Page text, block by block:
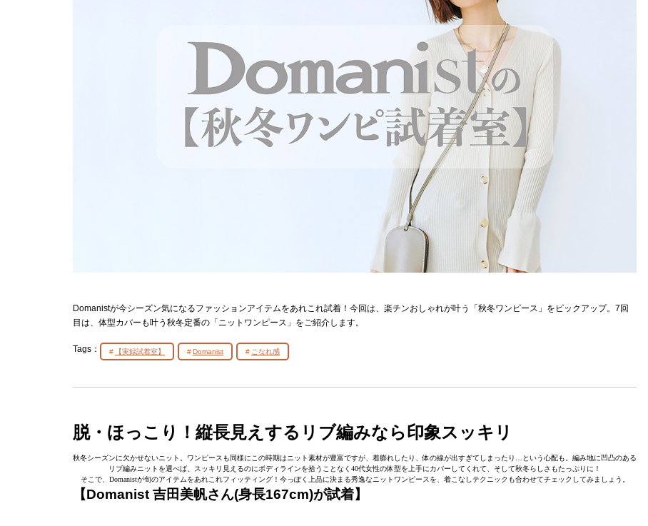
Domanistが今シーズン気になるファッションアイテムをあれこれ試着！今回は、楽チンおしゃれが叶う「秋冬ワンピース」をピックアップ。7回
目は、体型カバーも叶う秋冬定番の「ニットワンピース」をご紹介します。
Tags： 【実録試着室】 Domanist こなれ感
脱・ほっこり！縦長見えするリブ編みなら印象スッキリ
秋冬シーズンに欠かせないニット。ワンピースも同様にこの時期はニット素材が豊富ですが、着膨れしたり、体の線が出すぎてしまったり…という心配も。編み地に凹凸のある
リブ編みニットを選べば、スッキリ見えるのにボディラインを拾うことなく40代女性の体型を上手にカバーしてくれて、そして秋冬らしさもたっぷりに！
そこで、Domanistが旬のアイテムをあれこれフィッティング！今っぽく上品に決まる秀逸なニットワンピースを、着こなしテクニックも合わせてチェックしてみましょう。
【Domanist 吉田美帆さん(身長167cm)が試着】